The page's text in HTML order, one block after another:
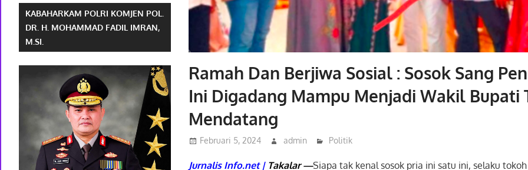
Ramah Dan Berjiwa Sosial : Sosok Sang
Ini Digadang Mampu Menjadi Wakil Bupati
Mendatang
Februari 5, 2024 admin Politik
Jurnalis Info.net | Takalar —Siapa tak kenal sosok pria ini satu ini, selaku
KABAHARKAM POLRI KOMJEN POL.
DR. H. MOHAMMAD FADIL IMRAN,
M.SI.